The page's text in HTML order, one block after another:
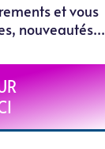
et vous
nouveautés...